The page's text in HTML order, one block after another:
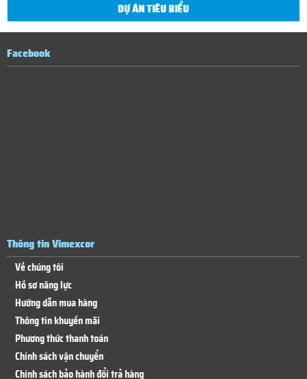
DỰ ÁN TIÊU BIỂU
Facebook
Thông tin Vimexcor
Về chúng tôi
Hồ sơ năng lực
Hướng dẫn mua hàng
Thông tin khuyến mãi
Phương thức thanh toán
Chính sách vận chuyển
Chính sách bảo hành đổi trả hàng